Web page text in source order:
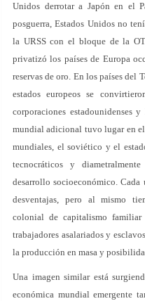
Unidos derrotar a Japón en el
posguerra, Estados Unidos no
la URSS con el bloque de la
privatizó los países de Europa
reservas de oro. En los países del
estados europeos se
corporaciones estadounidenses
mundial adicional tuvo lugar en
mundiales, el soviético y el
tecnocráticos y
desarrollo socioeconómico.
desventajas, pero al mismo
colonial de capitalismo
trabajadores asalariados y
la producción en masa y
Una imagen similar está
económica mundial emergente